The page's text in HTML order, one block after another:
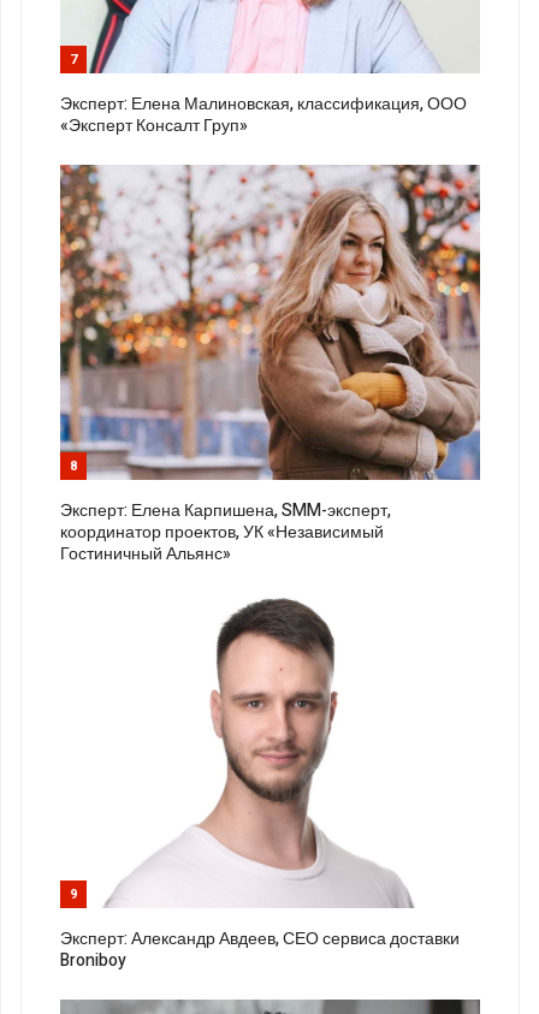
7
Эксперт: Елена Малиновская, классификация, ООО
«Эксперт Консалт Груп»
8
Эксперт: Елена Карпишена, SMM-эксперт,
координатор проектов, УК «Независимый
Гостиничный Альянс»
9
Эксперт: Александр Авдеев, СЕО сервиса доставки
Broniboy